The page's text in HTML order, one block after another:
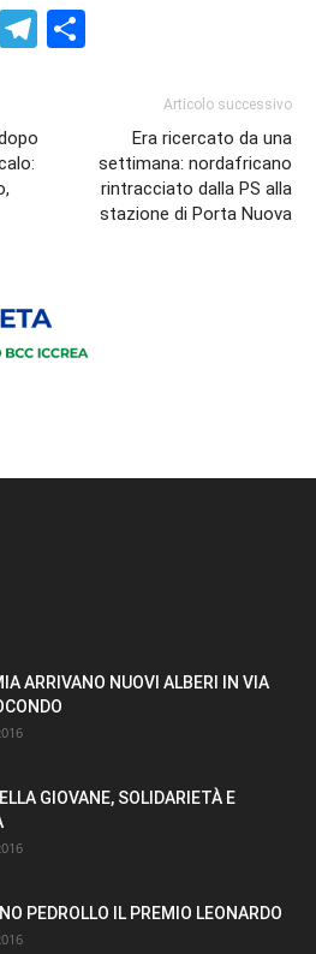
WhatsApp
Telegram
Articolo successivo
Era ricercato da una
settimana: nordafricano
rintracciato dalla PS alla
stazione di Porta Nuova
ARRIVANO NUOVI ALBERI IN VIA
GIOVANE, SOLIDARIETÀ E
PEDROLLO IL PREMIO LEONARDO